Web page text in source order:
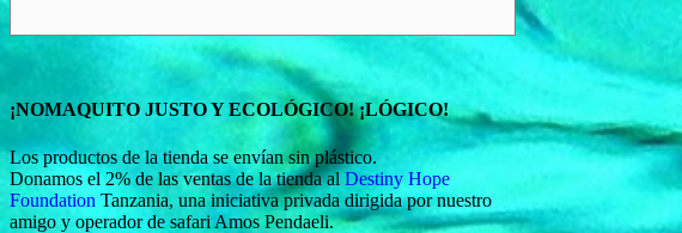
¡NOMAQUITO JUSTO Y ECOLÓGICO! ¡LÓGICO!
Los productos de la tienda se envían sin plástico.
Donamos el 2% de las ventas de la tienda al Destiny Hope
Foundation Tanzania, una iniciativa privada dirigida por nuestro
amigo y operador de safari Amos Pendaeli.